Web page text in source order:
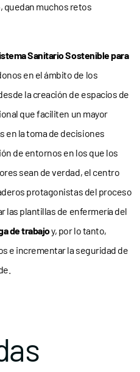
quedan muchos retos
Sanitario Sostenible para
en el ámbito de los
la creación de espacios de
que faciliten un mayor
en la toma de decisiones
de entornos en los que los
sean de verdad, el centro
protagonistas del proceso
las plantillas de enfermería del
de trabajoy, por lo tanto,
e incrementar la seguridad de